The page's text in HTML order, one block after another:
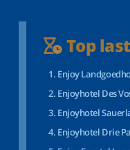
Top
Enjoy
Enjoyhotel Des
Enjoyhotel
Enjoyhotel Drie